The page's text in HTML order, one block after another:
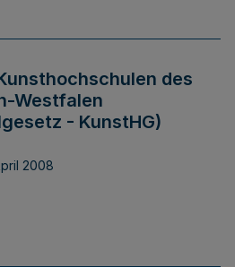
des
Westfalen
- KunstHG)
2008